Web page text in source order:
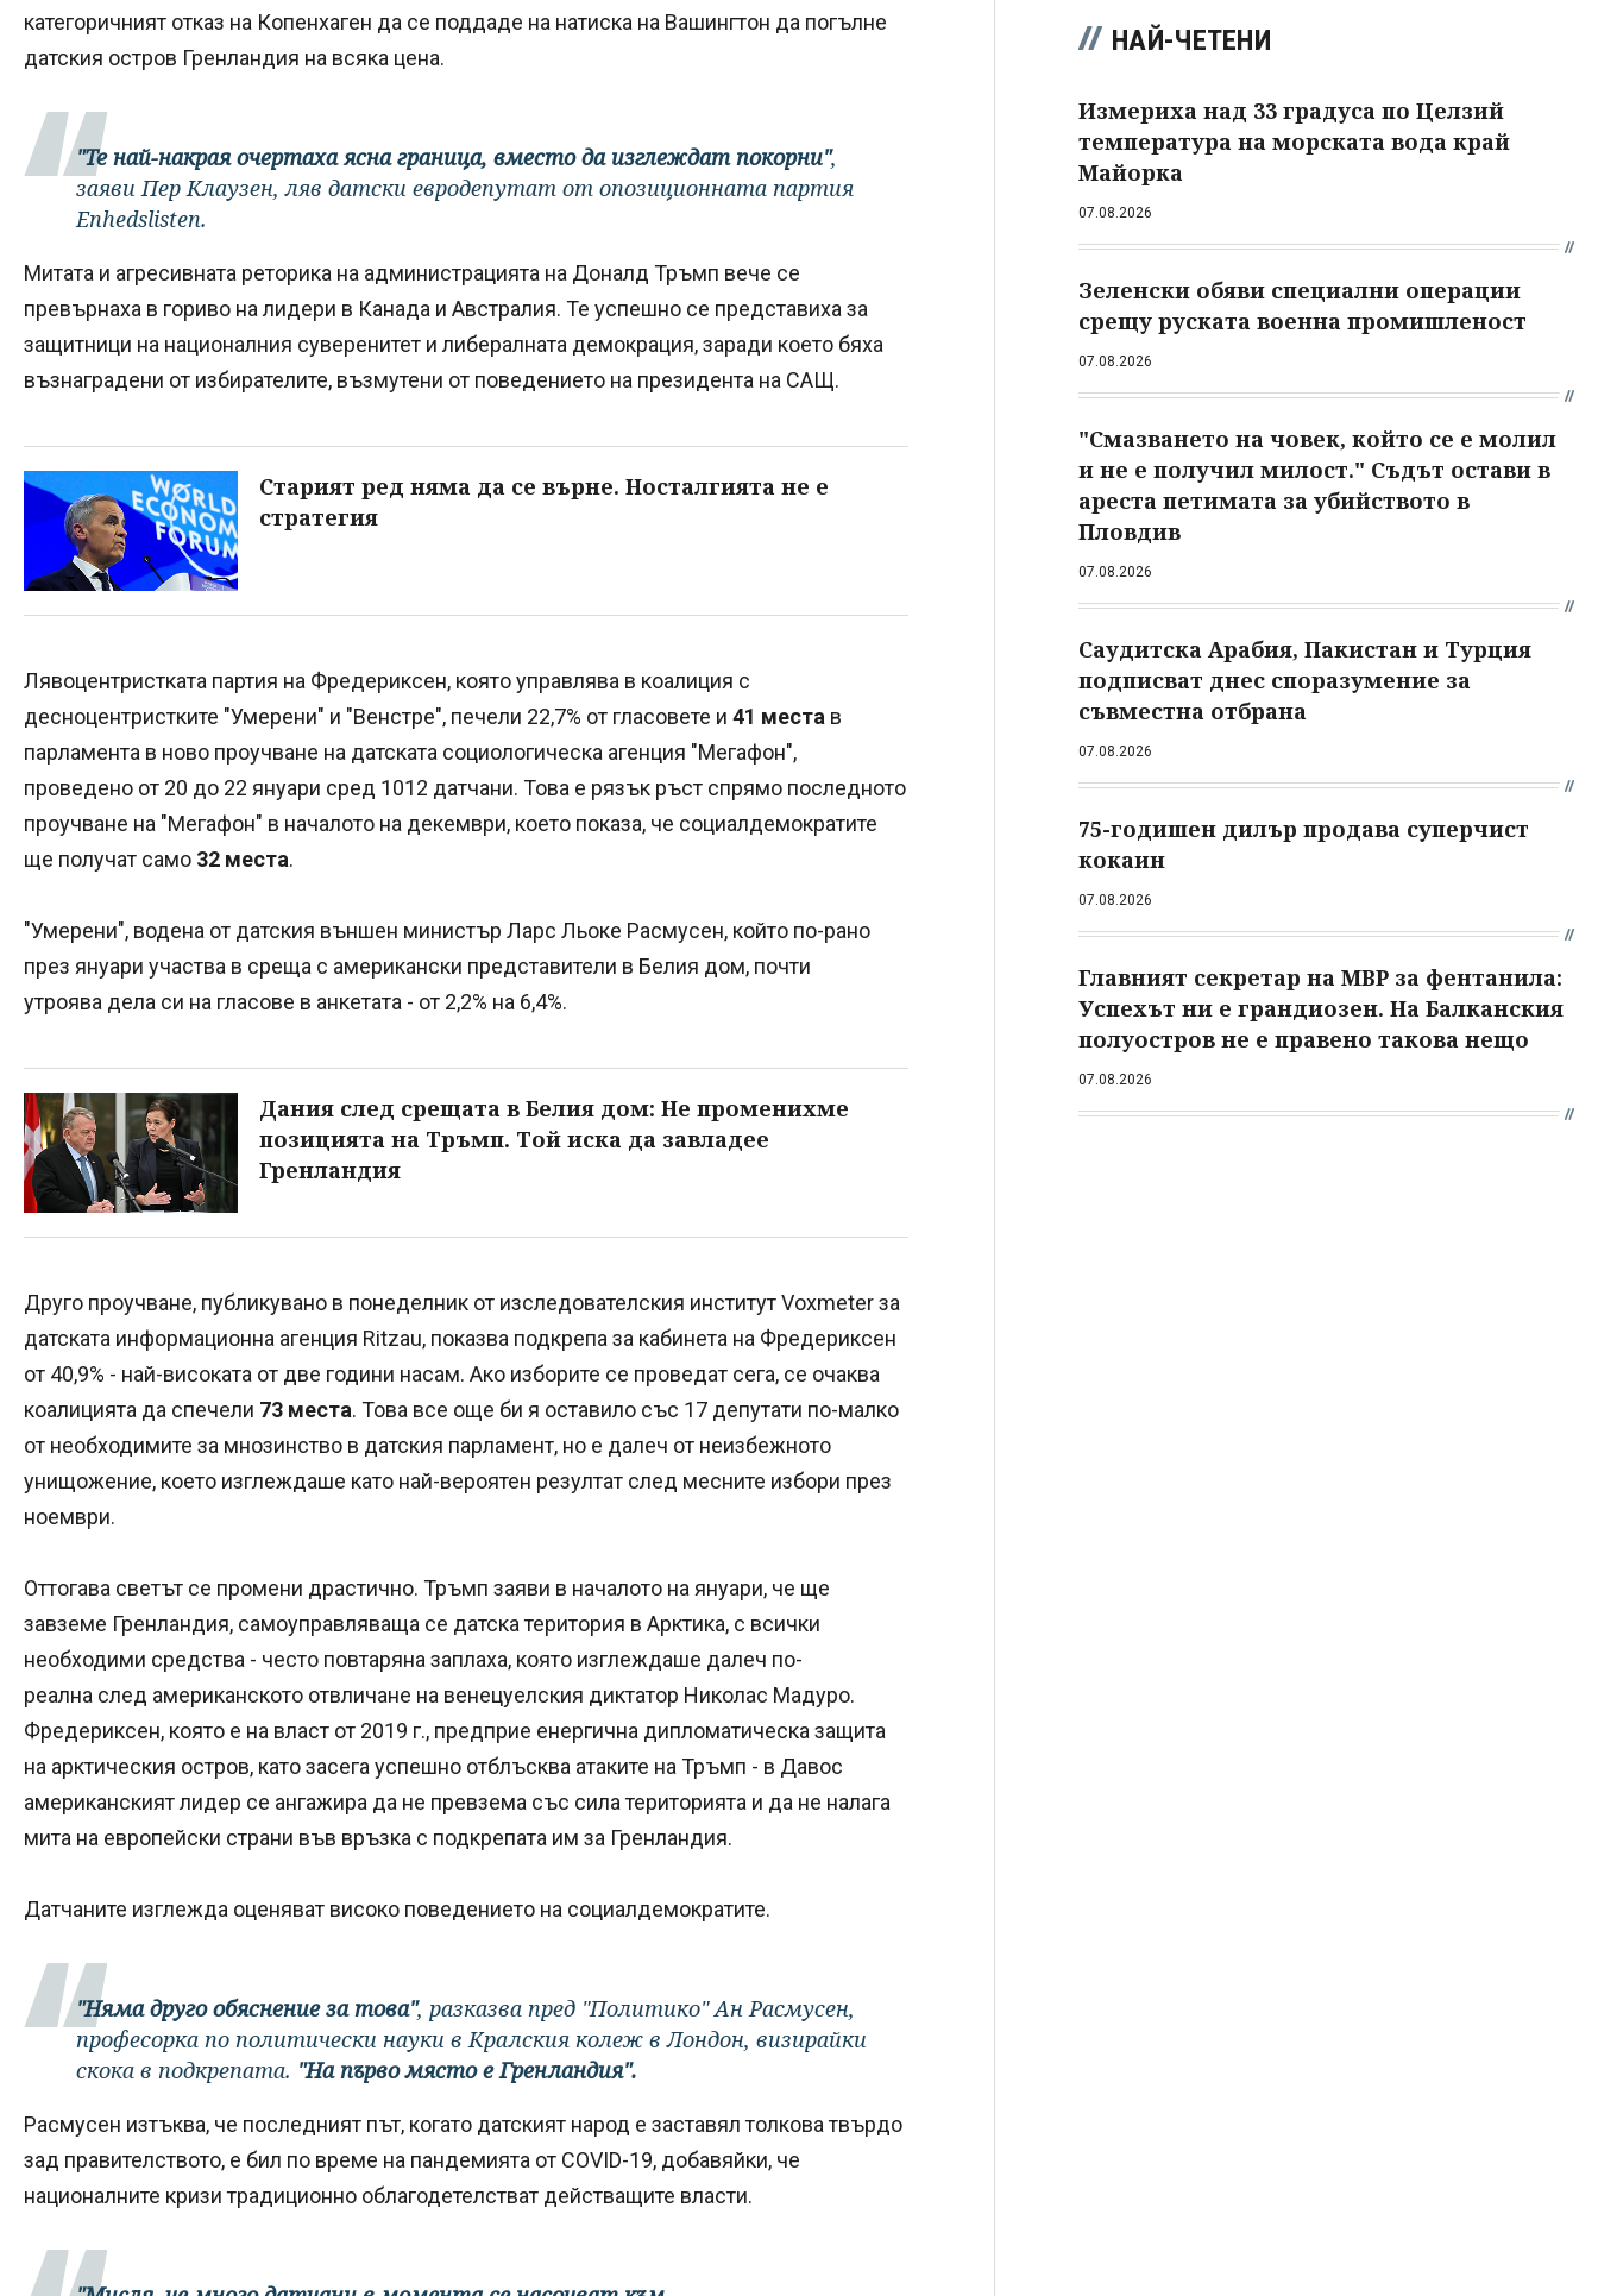
категоричният отказ на Копенхаген да се поддаде на натиска на Вашингтон да погълне
датския остров Гренландия на всяка цена.
"Те най-накрая очертаха ясна граница, вместо да изглеждат покорни",
заяви Пер Клаузен, ляв датски евродепутат от опозиционната партия
Enhedslisten.
Митата и агресивната реторика на администрацията на Доналд Тръмп вече се
превърнаха в гориво на лидери в Канада и Австралия. Те успешно се представиха за
защитници на националния суверенитет и либералната демокрация, заради което бяха
възнаградени от избирателите, възмутени от поведението на президента на САЩ.
Старият ред няма да се върне. Носталгията не е
стратегия
Лявоцентристката партия на Фредериксен, която управлява в коалиция с
десноцентристките "Умерени" и "Венстре", печели 22,7% от гласовете и 41 места в
парламента в ново проучване на датската социологическа агенция "Мегафон",
проведено от 20 до 22 януари сред 1012 датчани. Това е рязък ръст спрямо последното
проучване на "Мегафон" в началото на декември, което показа, че социалдемократите
ще получат само 32 места.
"Умерени", водена от датския външен министър Ларс Льоке Расмусен, който по-рано
през януари участва в среща с американски представители в Белия дом, почти
утроява дела си на гласове в анкетата - от 2,2% на 6,4%.
Дания след срещата в Белия дом: Не променихме
позицията на Тръмп. Той иска да завладее
Гренландия
Друго проучване, публикувано в понеделник от изследователския институт Voxmeter за
датската информационна агенция Ritzau, показва подкрепа за кабинета на Фредериксен
от 40,9% - най-високата от две години насам. Ако изборите се проведат сега, се очаква
коалицията да спечели 73 места. Това все още би я оставило със 17 депутати по-малко
от необходимите за мнозинство в датския парламент, но е далеч от неизбежното
унищожение, което изглеждаше като най-вероятен резултат след месните избори през
ноември.
Оттогава светът се промени драстично. Тръмп заяви в началото на януари, че ще
завземе Гренландия, самоуправляваща се датска територия в Арктика, с всички
необходими средства - често повтаряна заплаха, която изглеждаше далеч по-
реална след американското отвличане на венецуелския диктатор Николас Мадуро.
Фредериксен, която е на власт от 2019 г., предприе енергична дипломатическа защита
на арктическия остров, като засега успешно отблъсква атаките на Тръмп - в Давос
американският лидер се ангажира да не превзема със сила територията и да не налага
мита на европейски страни във връзка с подкрепата им за Гренландия.
Датчаните изглежда оценяват високо поведението на социалдемократите.
"Няма друго обяснение за това", разказва пред "Политико" Ан Расмусен,
професорка по политически науки в Кралския колеж в Лондон, визирайки
скока в подкрепата. "На първо място е Гренландия".
Расмусен изтъква, че последният път, когато датският народ е заставял толкова твърдо
зад правителството, е бил по време на пандемията от COVID-19, добавяйки, че
националните кризи традиционно облагодетелстват действащите власти.
НАЙ-ЧЕТЕНИ
Измериха над 33 градуса по Целзий
температура на морската вода край
Майорка
07.08.2026
Зеленски обяви специални операции
срещу руската военна промишленост
07.08.2026
"Смазването на човек, който се е молил
и не е получил милост." Съдът остави в
ареста петимата за убийството в
Пловдив
07.08.2026
Саудитска Арабия, Пакистан и Турция
подписват днес споразумение за
съвместна отбрана
07.08.2026
75-годишен дилър продава суперчист
кокаин
07.08.2026
Главният секретар на МВР за фентанила:
Успехът ни е грандиозен. На Балканския
полуостров не е правено такова нещо
07.08.2026